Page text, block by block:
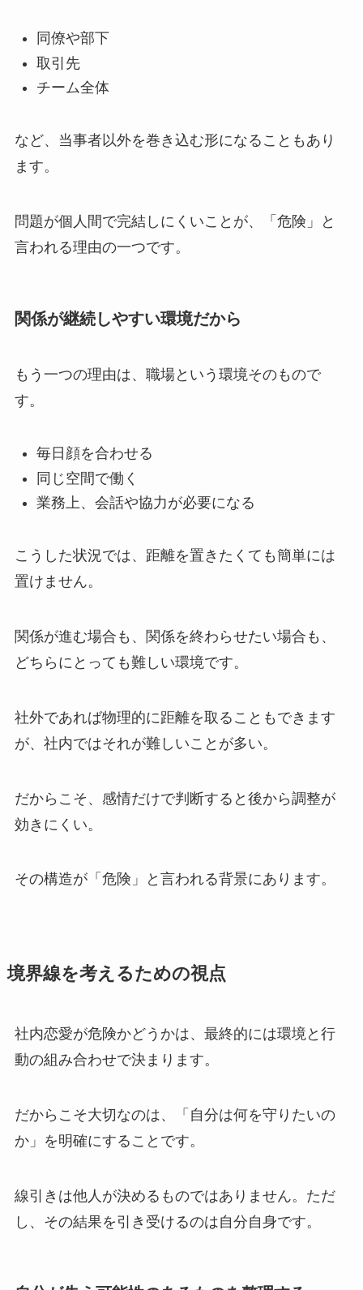
同僚や部下
取引先
チーム全体
など、当事者以外を巻き込む形になることもあり
ます。
問題が個人間で完結しにくいことが、「危険」と
言われる理由の一つです。
関係が継続しやすい環境だから
もう一つの理由は、職場という環境そのもので
す。
毎日顔を合わせる
同じ空間で働く
業務上、会話や協力が必要になる
こうした状況では、距離を置きたくても簡単には
置けません。
関係が進む場合も、関係を終わらせたい場合も、
どちらにとっても難しい環境です。
社外であれば物理的に距離を取ることもできます
が、社内ではそれが難しいことが多い。
だからこそ、感情だけで判断すると後から調整が
効きにくい。
その構造が「危険」と言われる背景にあります。
境界線を考えるための視点
社内恋愛が危険かどうかは、最終的には環境と行
動の組み合わせで決まります。
だからこそ大切なのは、「自分は何を守りたいの
か」を明確にすることです。
線引きは他人が決めるものではありません。ただ
し、その結果を引き受けるのは自分自身です。